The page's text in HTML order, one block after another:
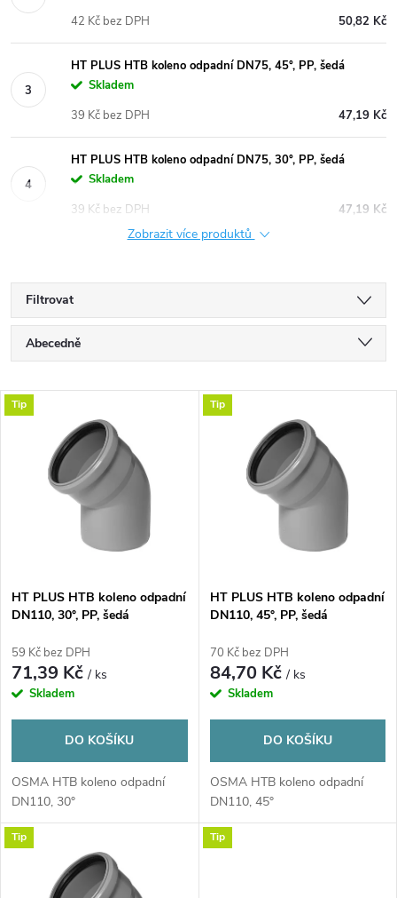
50,82 Kč
42 Kč bez DPH
HT PLUS HTB koleno odpadní DN75, 45°, PP, šedá
Skladem
47,19 Kč
39 Kč bez DPH
HT PLUS HTB koleno odpadní DN75, 30°, PP, šedá
Skladem
47,19 Kč
39 Kč bez DPH
Zobrazit více produktů
Filtrovat
Ř
a
p
r
o
u
k
Abecedně
Nejdražší
Nejprodávanější
V
s
p
r
o
d
u
k
Tip
HT PLUS HTB koleno odpadní
DN110, 30°, PP, šedá
59 Kč bez DPH
71,39 Kč/ ks
Skladem
DO KOŠÍKU
OSMA HTB koleno odpadní
DN110, 30°
Tip
HT PLUS HTB koleno odpadní
DN110, 45°, PP, šedá
70 Kč bez DPH
84,70 Kč/ ks
Skladem
DO KOŠÍKU
OSMA HTB koleno odpadní
DN110, 45°
Tip Tip